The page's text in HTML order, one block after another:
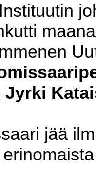
Jyrki
jää